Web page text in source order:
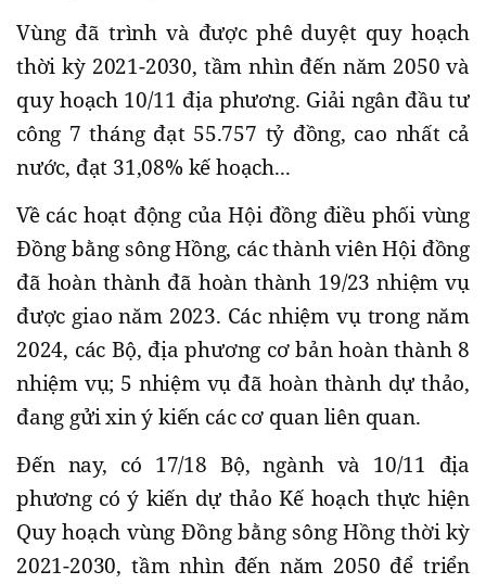
Vùng đã trình và được phê duyệt quy hoạch
thời kỳ 2021-2030, tầm nhìn đến năm 2050 và
quy hoạch 10/11 địa phương. Giải ngân đầu tư
công 7 tháng đạt 55.757 tỷ đồng, cao nhất cả
nước, đạt 31,08% kế hoạch...
Về các hoạt động của Hội đồng điều phối vùng
Đồng bằng sông Hồng, các thành viên Hội đồng
đã hoàn thành đã hoàn thành 19/23 nhiệm vụ
được giao năm 2023. Các nhiệm vụ trong năm
2024, các Bộ, địa phương cơ bản hoàn thành 8
nhiệm vụ; 5 nhiệm vụ đã hoàn thành dự thảo,
đang gửi xin ý kiến các cơ quan liên quan.
Đến nay, có 17/18 Bộ, ngành và 10/11 địa
phương có ý kiến dự thảo Kế hoạch thực hiện
Quy hoạch vùng Đồng bằng sông Hồng thời kỳ
2021-2030, tầm nhìn đến năm 2050 để triển